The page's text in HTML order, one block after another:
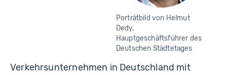
Porträtbild von Helmut
Dedy,
Hauptgeschäftsführer des
Deutschen Städtetages
Verkehrsunternehmen in Deutschland mit